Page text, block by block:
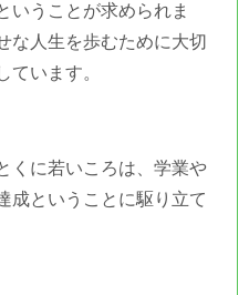
いうことが求められま
な人生を歩むために大切
ています。
くに若いころは、学業や
成ということに駆り立て